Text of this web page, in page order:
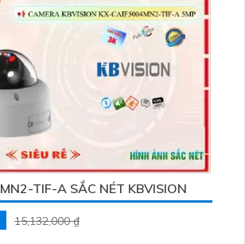
TIF-A SẮC NÉT KBVISION
15,132,000 ₫